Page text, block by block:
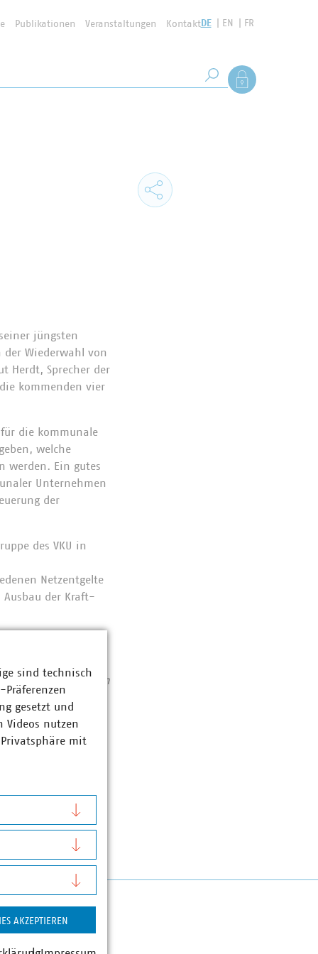
Publikationen Veranstaltungen KontaktDE EN FR
Suche starten
Als Mitglied
jüngsten
der Wiederwahl von
Herdt, Sprecher der
kommenden vier
die kommunale
welche
werden. Ein gutes
Unternehmen
der
des VKU in
Netzentgelte
der Kraft-
erwirtschaften
Beschäftigte.
sind technisch
gesetzt und
Videos nutzen
mit
AKZEPTIEREN